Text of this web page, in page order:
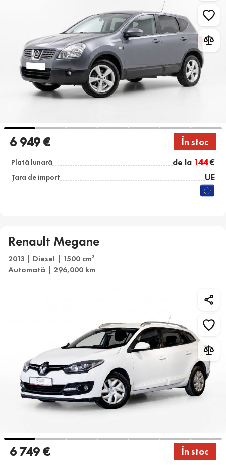
6 949 € În stoc
Plată lunară de la 144€
Țara de import UE
Renault Megane
2013 | Diesel | 1500 cm3
Automată | 296,000 km
6 749 € În stoc